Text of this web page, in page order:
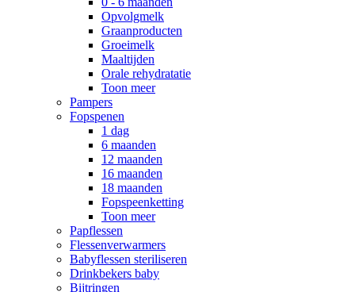
Opvolgmelk
Graanproducten
Groeimelk
Maaltijden
Orale rehydratatie
Toon meer
Pampers
Fopspenen
1 dag
6 maanden
12 maanden
16 maanden
18 maanden
Fopspeenketting
Toon meer
Papflessen
Flessenverwarmers
Babyflessen steriliseren
Drinkbekers baby
Bijtringen